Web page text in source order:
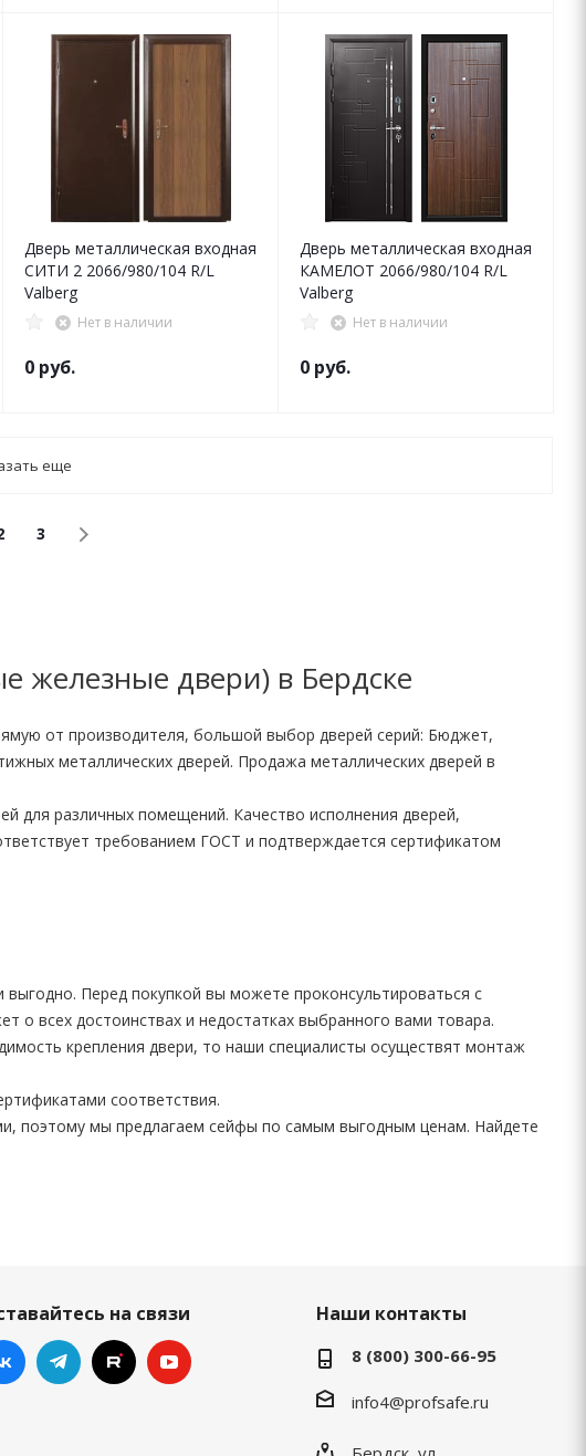
Дверь металлическая входная
СИТИ 2 2066/980/104 R/L
Valberg
Нет в наличии
0 руб.
Дверь металлическая входная
КАМЕЛОТ 2066/980/104 R/L
Valberg
Нет в наличии
0 руб.
еще
3
железные двери) в Бердске
от производителя, большой выбор дверей серий: Бюджет,
металлических дверей. Продажа металлических дверей в
для различных помещений. Качество исполнения дверей,
требованием ГОСТ и подтверждается сертификатом
выгодно. Перед покупкой вы можете проконсультироваться с
всех достоинствах и недостатках выбранного вами товара.
крепления двери, то наши специалисты осуществят монтаж
соответствия.
поэтому мы предлагаем сейфы по самым выгодным ценам. Найдете
на связи Наши контакты
8 (800) 300-66-95
info4@profsafe.ru